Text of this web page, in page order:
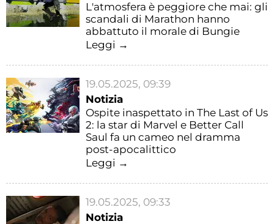
L'atmosfera è peggiore che mai: gli
scandali di Marathon hanno
abbattuto il morale di Bungie
Leggi →
19.05.2025, 09:39
Notizia
Ospite inaspettato in The Last of Us
2: la star di Marvel e Better Call
Saul fa un cameo nel dramma
post-apocalittico
Leggi →
19.05.2025, 09:33
Notizia